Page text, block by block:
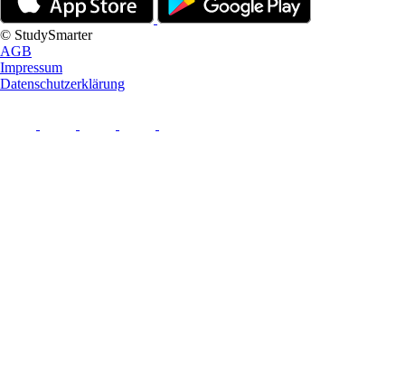
© StudySmarter
AGB
Impressum
Datenschutzerklärung